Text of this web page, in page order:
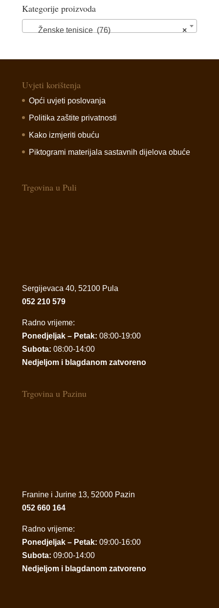
Kategorije proizvoda
×
Ženske tenisice (76)
Uvjeti korištenja
Opći uvjeti poslovanja
Politika zaštite privatnosti
Kako izmjeriti obuću
Piktogrami materijala sastavnih dijelova obuće
Trgovina u Puli
Sergijevaca 40, 52100 Pula
052 210 579
Radno vrijeme:
Ponedjeljak – Petak: 08:00-19:00
Subota: 08:00-14:00
Nedjeljom i blagdanom zatvoreno
Trgovina u Pazinu
Franine i Jurine 13, 52000 Pazin
052 660 164
Radno vrijeme:
Ponedjeljak – Petak: 09:00-16:00
Subota: 09:00-14:00
Nedjeljom i blagdanom zatvoreno